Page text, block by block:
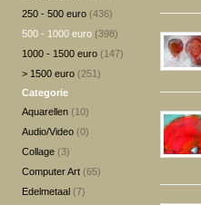
250 - 500 euro (436)
500 - 1000 euro (398)
1000 - 1500 euro (147)
> 1500 euro (251)
Categorie
Aquarellen (10)
Audio/Video (0)
Collage (3)
Computer Art (65)
Edelmetaal (7)